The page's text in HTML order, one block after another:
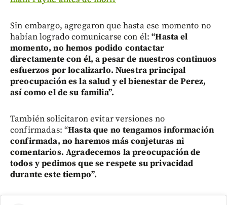
Sin embargo, agregaron que hasta ese momento no
habían logrado comunicarse con él:“Hasta el
momento, no hemos podido contactar
directamente con él, a pesar de nuestros continuos
esfuerzos por localizarlo. Nuestra principal
preocupación es la salud y el bienestar de Perez,
así como el de su familia”.
También solicitaron evitar versiones no
confirmadas: “Hasta que no tengamos información
confirmada, no haremos más conjeturas ni
comentarios. Agradecemos la preocupación de
todos y pedimos que se respete su privacidad
durante este tiempo”.